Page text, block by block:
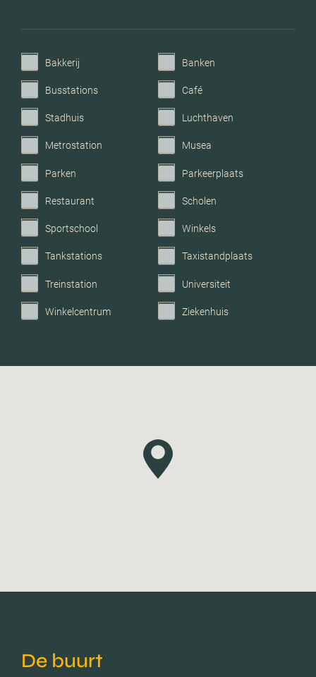
Parkeerfaciliteiten
Openbaar parkeren, op
Garage
Bakkerij Banken
Busstations Café
Stadhuis Luchthaven
Metrostation Musea
Parken Parkeerplaats
Restaurant Scholen
Sportschool Winkels
Tankstations Taxistandplaats
Treinstation Universiteit
Winkelcentrum Ziekenhuis
De buurt